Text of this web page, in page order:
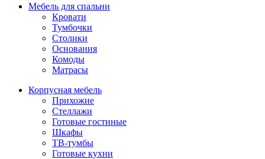
Мебель для спальни
Кровати
Тумбочки
Столики
Основания
Комоды
Матрасы
Корпусная мебель
Прихожие
Стеллажи
Готовые гостиные
Шкафы
ТВ-тумбы
Готовые кухни